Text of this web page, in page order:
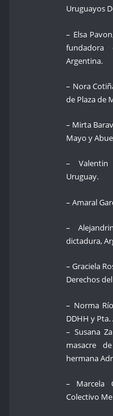
Uruguayos
– Elsa
Argentina.
– Nora
de Plaza de
– Mirta
Mayo y
– Valentin
Uruguay.
– Amaral
–
dictadura,
– Graciela
Derechos
– Norma
DDHH y
– Susana
masacre
hermana
– Marcela
Colectivo